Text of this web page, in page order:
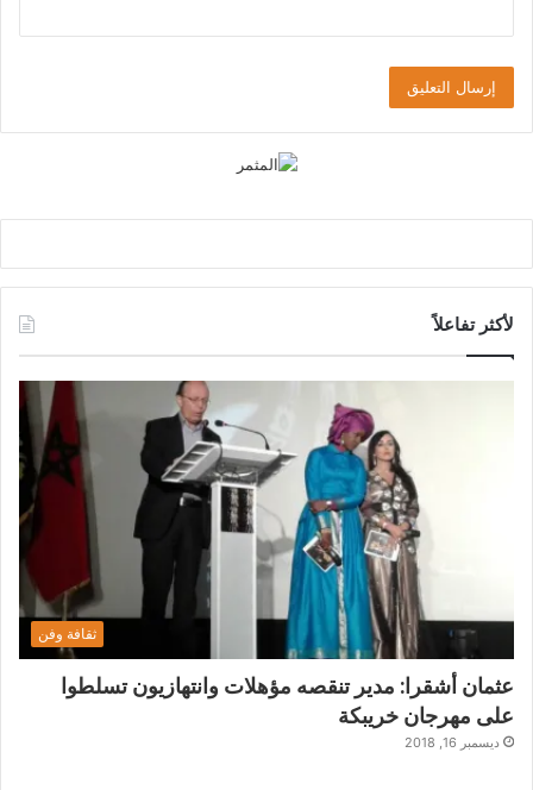
لأكثر تفاعلاً
ثقافة وفن
عثمان أشقرا: مدير تنقصه مؤهلات وانتهازيون تسلطوا
على مهرجان خريبكة
ديسمبر 16, 2018